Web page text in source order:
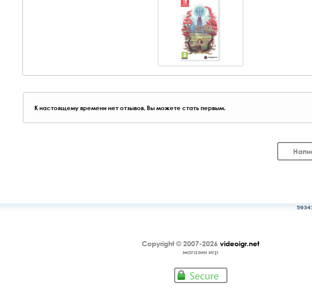
К настоящему времени нет отзывов, Вы можете стать первым.
Copyright © 2007-2026 videoigr.net
магазин игр